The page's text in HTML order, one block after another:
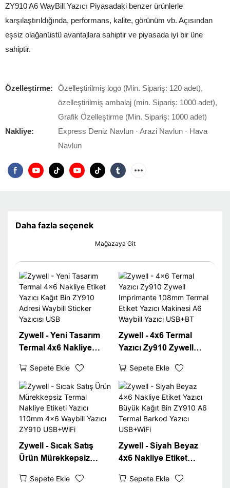
ZY910 A6 WayBill Yazıcı Piyasadaki benzer ürünlerle
karşılaştırıldığında, performans, kalite, görünüm vb. Açısından
eşsiz olağanüstü avantajlara sahiptir ve piyasada iyi bir üne
sahiptir.
Özelleştirme:
Özelleştirilmiş logo (Min. Sipariş: 120 adet),
özelleştirilmiş ambalaj (min. Sipariş: 1000 adet),
Grafik Özelleştirme (Min. Sipariş: 1000 adet)
Nakliye:
Express Deniz Navlun · Arazi Navlun · Hava
Navlun
Daha fazla seçenek
Mağazaya Git
Zywell - Yeni Tasarım
Termal 4x6 Nakliye
ZY910 Adresi Waybill
Sticker Yazıcısı USB
Sepete Ekle
Zywell - 4x6 Termal
Yazıcı Zy910 Zywell
Termal Etiket Yazıcı
Makinesi A6 Waybill
Yazıcı USB+BT
Sepete Ekle
Zywell - Sıcak Satış
Ürün Mürekkepsiz
Yazıcı 110mm 4x6
Sepete Ekle
Zywell - Siyah Beyaz
4x6 Nakliye Etiket
ZY910 A6 Termal
Sepete Ekle